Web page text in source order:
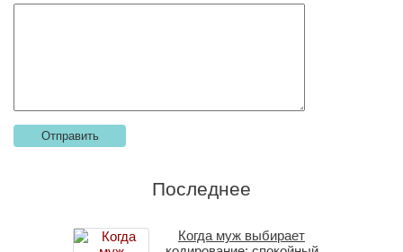
Последнее
Когда муж выбирает